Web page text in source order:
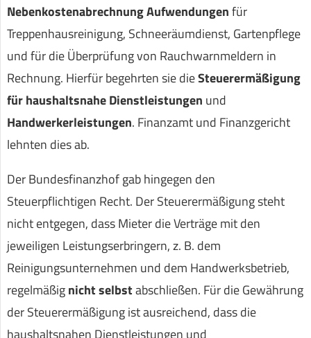
Nebenkostenabrechnung Aufwendungenfür
Treppenhausreinigung, Schneeräumdienst, Gartenpflege
und für die Überprüfung von Rauchwarnmeldern in
Rechnung. Hierfür begehrten sie dieSteuerermäßigung
für haushaltsnahe Dienstleistungen und
Handwerkerleistungen. Finanzamt und Finanzgericht
lehnten dies ab.
Der Bundesfinanzhof gab hingegen den
Steuerpflichtigen Recht. Der Steuerermäßigung steht
nicht entgegen, dass Mieter die Verträge mit den
jeweiligen Leistungserbringern, z. B. dem
Reinigungsunternehmen und dem Handwerksbetrieb,
regelmäßignicht selbstabschließen. Für die Gewährung
der Steuerermäßigung ist ausreichend, dass die